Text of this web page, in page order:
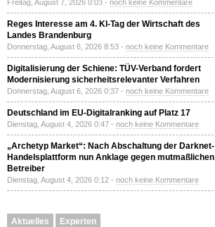
Freitag, August 7, 2026 0:03 - noch keine Kommentare
Reges Interesse am 4. KI-Tag der Wirtschaft des
Landes Brandenburg
Donnerstag, August 6, 2026 8:53 - noch keine Kommentare
Digitalisierung der Schiene: TÜV-Verband fordert
Modernisierung sicherheitsrelevanter Verfahren
Donnerstag, August 6, 2026 0:37 - noch keine Kommentare
Deutschland im EU-Digitalranking auf Platz 17
Dienstag, August 4, 2026 0:47 - noch keine Kommentare
„Archetyp Market“: Nach Abschaltung der Darknet-
Handelsplattform nun Anklage gegen mutmaßlichen
Betreiber
Dienstag, August 4, 2026 0:12 - noch keine Kommentare
Aktuelles Experten